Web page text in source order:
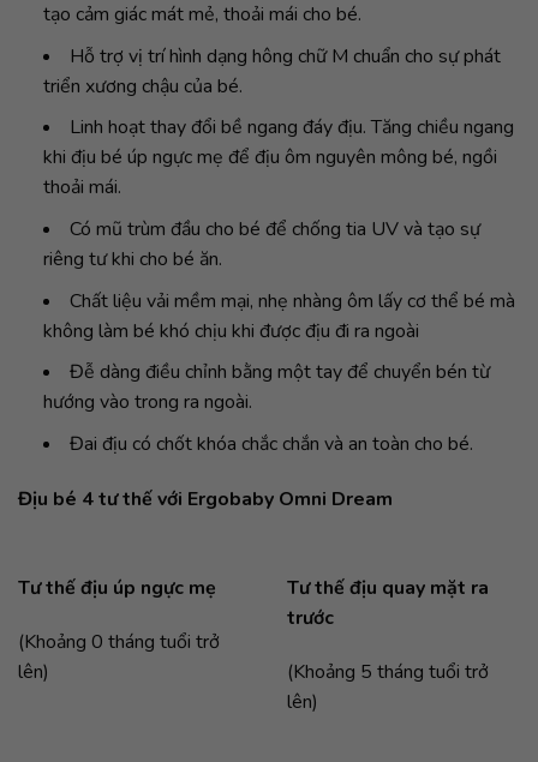
tạo cảm giác mát mẻ, thoải mái cho bé.
Hỗ trợ vị trí hình dạng hông chữ M chuẩn cho sự phát
triển xương chậu của bé.
Linh hoạt thay đổi bề ngang đáy địu. Tăng chiều ngang
khi địu bé úp ngực mẹ để địu ôm nguyên mông bé, ngồi
thoải mái.
Có mũ trùm đầu cho bé để chống tia UV và tạo sự
riêng tư khi cho bé ăn.
Chất liệu vải mềm mại, nhẹ nhàng ôm lấy cơ thể bé mà
không làm bé khó chịu khi được địu đi ra ngoài
Đễ dàng điều chỉnh bằng một tay để chuyển bén từ
hướng vào trong ra ngoài.
Đai địu có chốt khóa chắc chắn và an toàn cho bé.
Địu bé 4 tư thế với Ergobaby Omni Dream
Tư thế địu úp ngực mẹ
(Khoảng 0 tháng tuổi trở
lên)
Tư thế địu quay mặt ra
trước
(Khoảng 5 tháng tuổi trở
lên)